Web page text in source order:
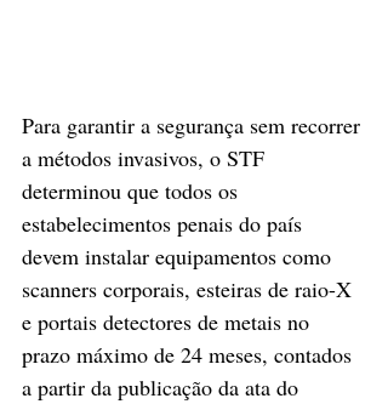
Para garantir a segurança sem recorrer
a métodos invasivos, o STF
determinou que todos os
estabelecimentos penais do país
devem instalar equipamentos como
scanners corporais, esteiras de raio-X
e portais detectores de metais no
prazo máximo de 24 meses, contados
a partir da publicação da ata do